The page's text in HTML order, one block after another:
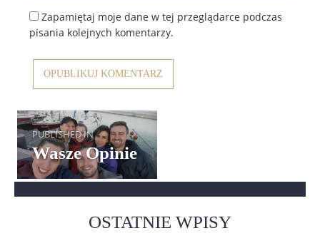
Zapamiętaj moje dane w tej przeglądarce podczas
pisania kolejnych komentarzy.
Nawigacja
wpisu
PUBLISHED IN
Wasze Opinie
OSTATNIE WPISY